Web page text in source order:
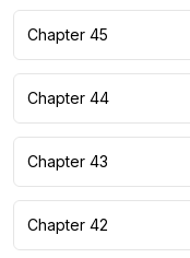
Chapter 45
Chapter 44
Chapter 43
Chapter 42